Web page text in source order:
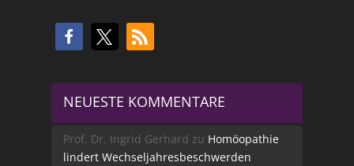
NEUESTE KOMMENTARE
Prof. Dr. Ingrid Gerhard zu Homöopathie
lindert Wechseljahresbeschwerden